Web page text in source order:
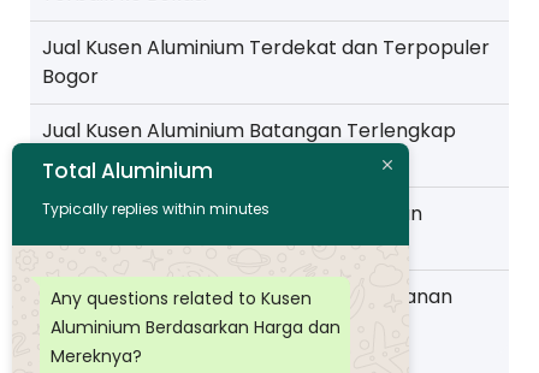
Jual Kusen Aluminium Terdekat dan Terpopuler
Bogor
Jual Kusen Aluminium Batangan Terlengkap
Pelayanan ke Jakarta
Toko Kusen Aluminium Murah Pelayanan
Wilayah Pemalang
Distributor Kusen Aluminium Murah layanan
Wilayah Purwokerto
Total Aluminium
Typically replies within minutes
Any questions related to Kusen
Aluminium Berdasarkan Harga dan
Mereknya?